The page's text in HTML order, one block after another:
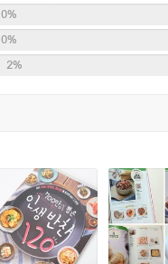
0%
0%
2%